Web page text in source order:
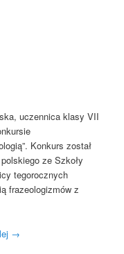
uczennica klasy VII
Konkurs został
ze Szkoły
tegorocznych
frazeologizmów z
→